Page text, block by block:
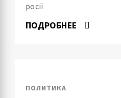
росії
ПОДРОБНЕЕ
ПОЛИТИКА